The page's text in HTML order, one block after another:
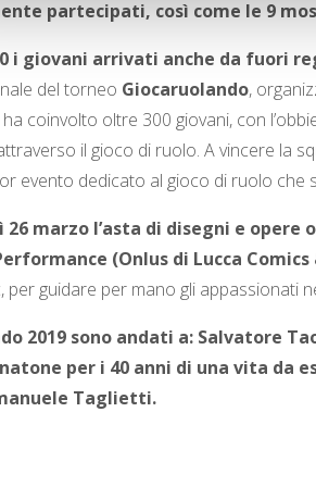
partecipati, così come le 9
i giovani arrivati anche da fuori
del torneo Giocaruolando,
coinvolto oltre 300 giovani, con
il gioco di ruolo. A vincere la
evento dedicato al gioco di ruolo
26 marzo l’asta di disegni e opere
(Onlus di Lucca Comics
guidare per mano gli appassionati
2019 sono andati a: Salvatore
per i 40 anni di una vita da
Taglietti.